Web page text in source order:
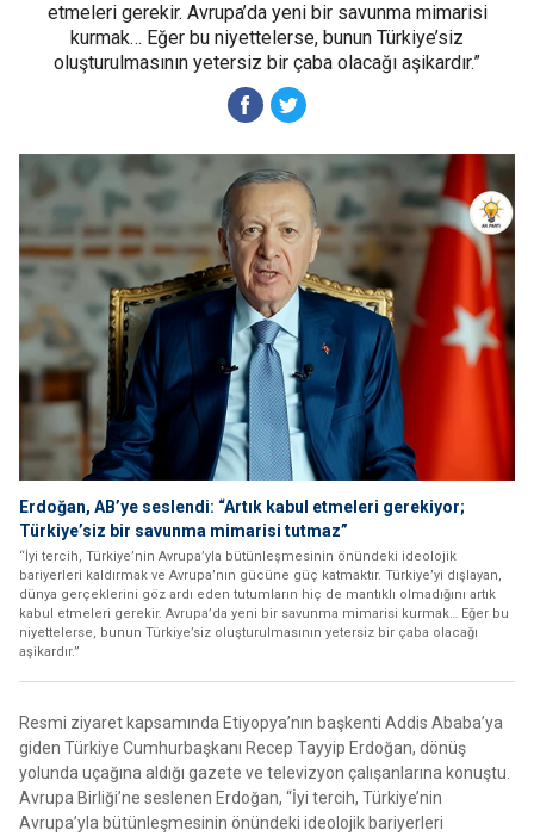
etmeleri gerekir. Avrupa’da yeni bir savunma mimarisi
kurmak… Eğer bu niyettelerse, bunun Türkiye’siz
oluşturulmasının yetersiz bir çaba olacağı aşikardır.”
Erdoğan, AB’ye seslendi: “Artık kabul etmeleri gerekiyor;
Türkiye’siz bir savunma mimarisi tutmaz”
“İyi tercih, Türkiye’nin Avrupa’yla bütünleşmesinin önündeki ideolojik
bariyerleri kaldırmak ve Avrupa’nın gücüne güç katmaktır. Türkiye’yi dışlayan,
dünya gerçeklerini göz ardı eden tutumların hiç de mantıklı olmadığını artık
kabul etmeleri gerekir. Avrupa’da yeni bir savunma mimarisi kurmak… Eğer bu
niyettelerse, bunun Türkiye’siz oluşturulmasının yetersiz bir çaba olacağı
aşikardır.”
Resmi ziyaret kapsamında Etiyopya’nın başkenti Addis Ababa’ya
giden Türkiye Cumhurbaşkanı Recep Tayyip Erdoğan, dönüş
yolunda uçağına aldığı gazete ve televizyon çalışanlarına konuştu.
Avrupa Birliği’ne seslenen Erdoğan, “İyi tercih, Türkiye’nin
Avrupa’yla bütünleşmesinin önündeki ideolojik bariyerleri